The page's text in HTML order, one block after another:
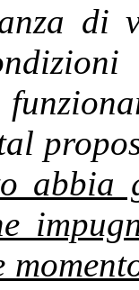
di